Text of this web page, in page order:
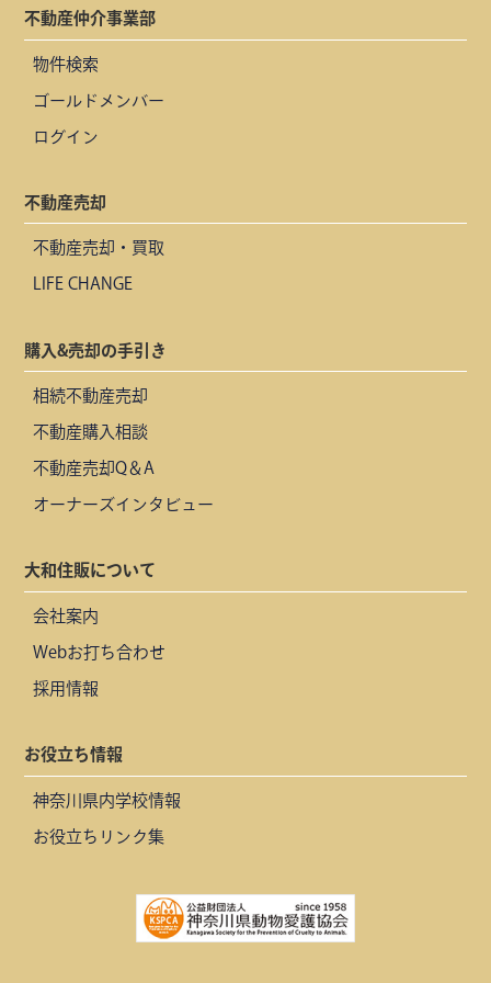
不動産仲介事業部
物件検索
ゴールドメンバー
ログイン
不動産売却
不動産売却・買取
LIFE CHANGE
購入&売却の手引き
相続不動産売却
不動産購入相談
不動産売却Q＆A
オーナーズインタビュー
大和住販について
会社案内
Webお打ち合わせ
採用情報
お役立ち情報
神奈川県内学校情報
お役立ちリンク集